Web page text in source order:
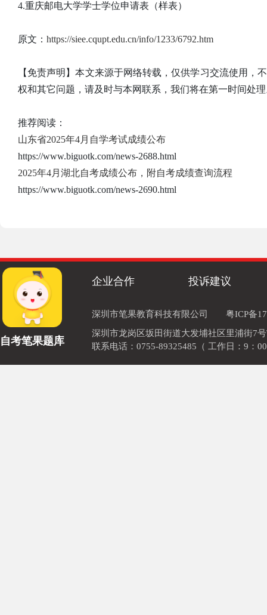
4.重庆邮电大学学士学位申请表（样表）
原文： https://siee.cqupt.edu.cn/info/1233/6792.htm
【免责声明】本文来源于网络转载，仅供学习交流使用
权和其它问题，请及时与本网联系，我们将在第一时间处
推荐阅读：
山东省2025年4月自学考试成绩公布
https://www.biguotk.com/news-2688.html
2025年4月湖北自考成绩公布，附自考成绩查询流程
https://www.biguotk.com/news-2690.html
自考笔果题库
企业合作 投诉建议
深圳市笔果教育科技有限公司
粤ICP备
深圳市龙岗区坂田街道大发埔社区里浦街7
联系电话：0755-89325485（ 工作日：9：